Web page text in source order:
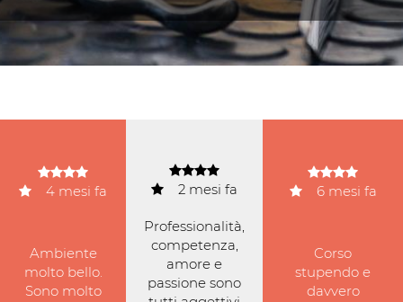
4 mesi fa
Ambiente
molto bello.
Sono molto
2 mesi fa
Professionalità,
competenza,
amore e
passione sono
6mesi fa
Corso
stupendo e
davvero